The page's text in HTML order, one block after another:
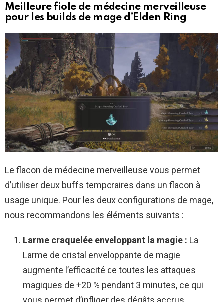
Meilleure fiole de médecine merveilleuse
pour les builds de mage d’Elden Ring
Le flacon de médecine merveilleuse vous permet
d’utiliser deux buffs temporaires dans un flacon à
usage unique. Pour les deux configurations de mage,
nous recommandons les éléments suivants :
Larme craquelée enveloppant la magie : La
Larme de cristal enveloppante de magie
augmente l’efficacité de toutes les attaques
magiques de +20 % pendant 3 minutes, ce qui